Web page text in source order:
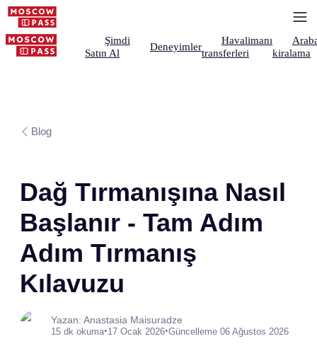
Şimdi
Satın Al
Deneyimler
Havalimanı
transferleri
kiralama
Blog
Dağ Tırmanışına Nasıl
Başlanır - Tam Adım
Adım Tırmanış
Kılavuzu
Yazan: Anastasia Maisuradze
15 dk okuma•17 Ocak 2026•Güncelleme 06 Ağustos 2026